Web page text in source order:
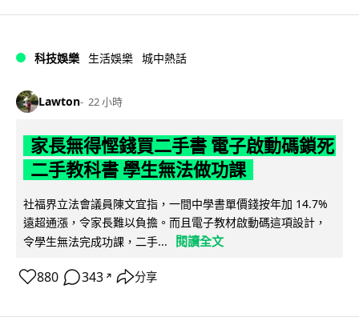
科技娛樂 生活娛樂 城中熱話
Lawton 22 小時
家長無得慳錢買二手書 電子啟動碼鎖死
二手教科書 學生無法做功課
社福界立法會議員陳文宜指，一間中學書單價錢按年加 14.7%
遠超通漲，令家長難以負擔。而且電子教材啟動碼這項設計，
令學生無法完成功課，二手...
閱讀全文
880 343 ↗ 分享